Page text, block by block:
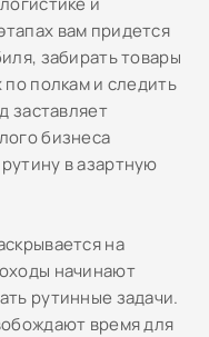
вам придется
забирать товары
по полкам и следить
заставляет
бизнеса
в азартную
на
начинают
рутинные задачи.
время для